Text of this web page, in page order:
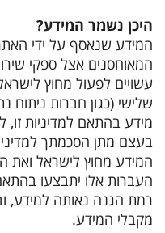
היכן נשמר המידע?
המידע שנאסף על ידי
המאוחסנים אצל ספקי
עשויים לפעול מחוץ
שלישי (כגון חברות ניתוח
מידע בהתאם למדיניות זו,
בעצם מתן הסכמתך
המידע מחוץ לישראל ואת
העברות אלו יתבצעו
רמת הגנה נאותה למידע,
מקבלי המידע.